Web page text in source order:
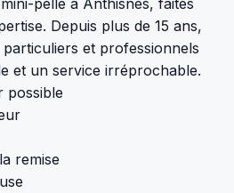
Depuis plus de 15 ans,
et professionnels
et un service irréprochable.
possible
remise